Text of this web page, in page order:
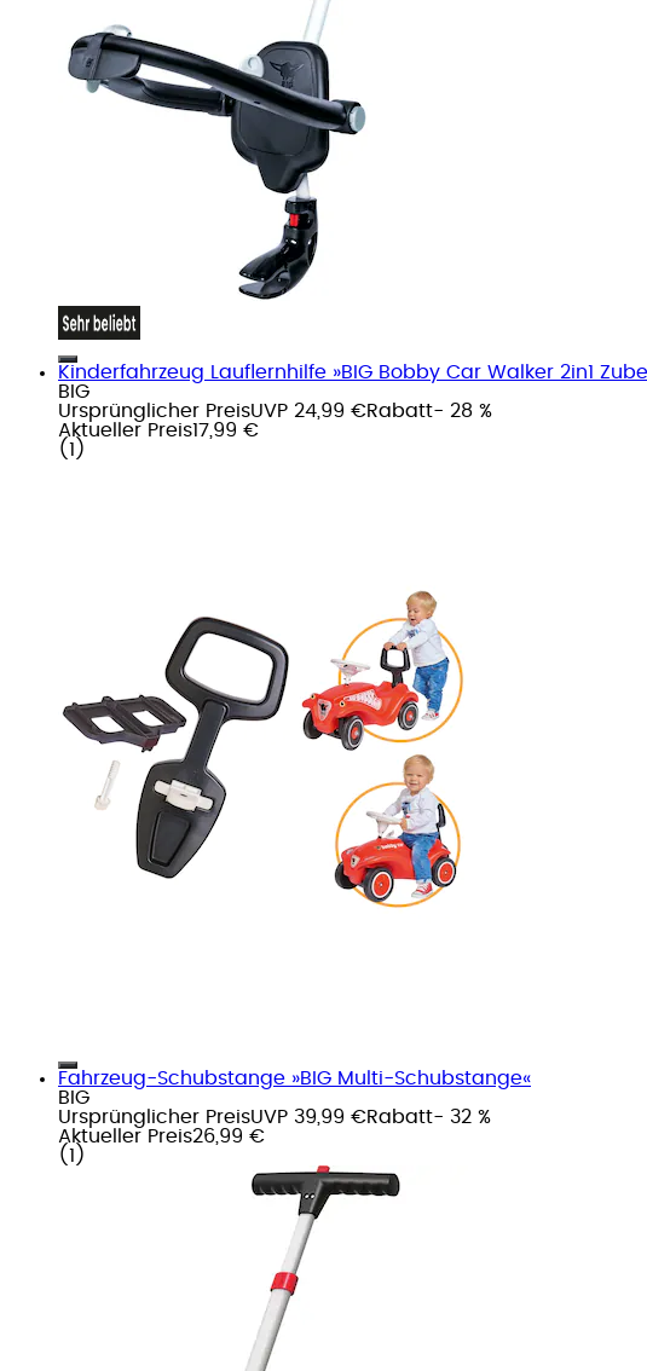
Kinderfahrzeug Lauflernhilfe »BIG Bobby Car Walker 2in1
BIG
Ursprünglicher PreisUVP 24,99 €Rabatt- 28 %
Aktueller Preis17,99 €
( 1 )
Fahrzeug-Schubstange »BIG Multi-Schubstange«
BIG
Ursprünglicher PreisUVP 39,99 €Rabatt- 32 %
Aktueller Preis26,99 €
( 1 )